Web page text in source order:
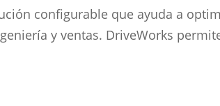
configurable que ayuda a
y ventas. DriveWorks